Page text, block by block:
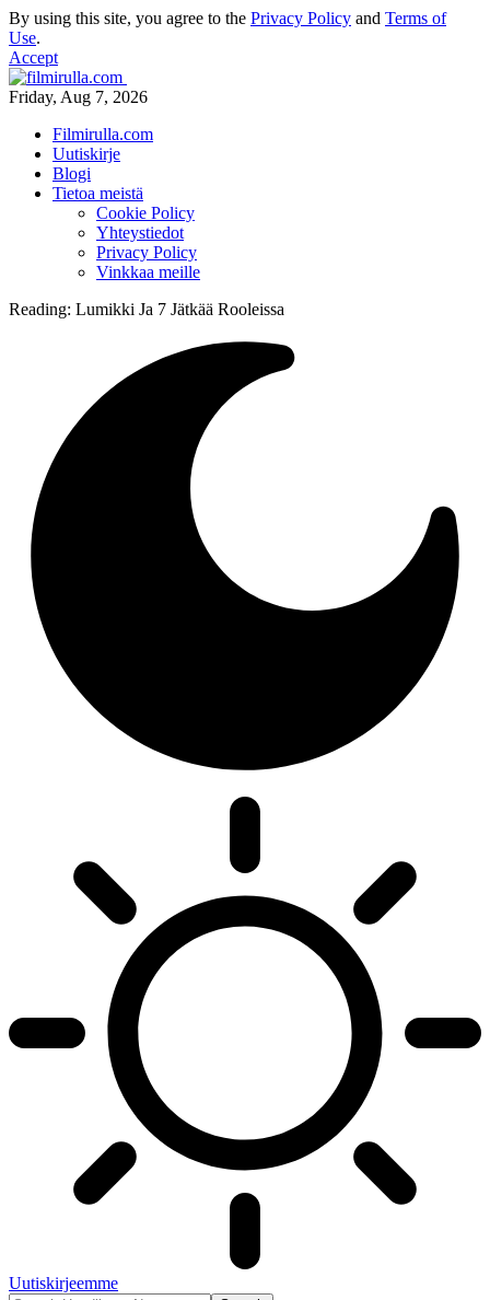
By using this site, you agree to the Privacy Policy and Terms of
Use.
Accept
Friday, Aug 7, 2026
Filmirulla.com
Uutiskirje
Blogi
Tietoa meistä
Cookie Policy
Yhteystiedot
Privacy Policy
Vinkkaa meille
Reading: Lumikki Ja 7 Jätkää Rooleissa
Uutiskirjeemme